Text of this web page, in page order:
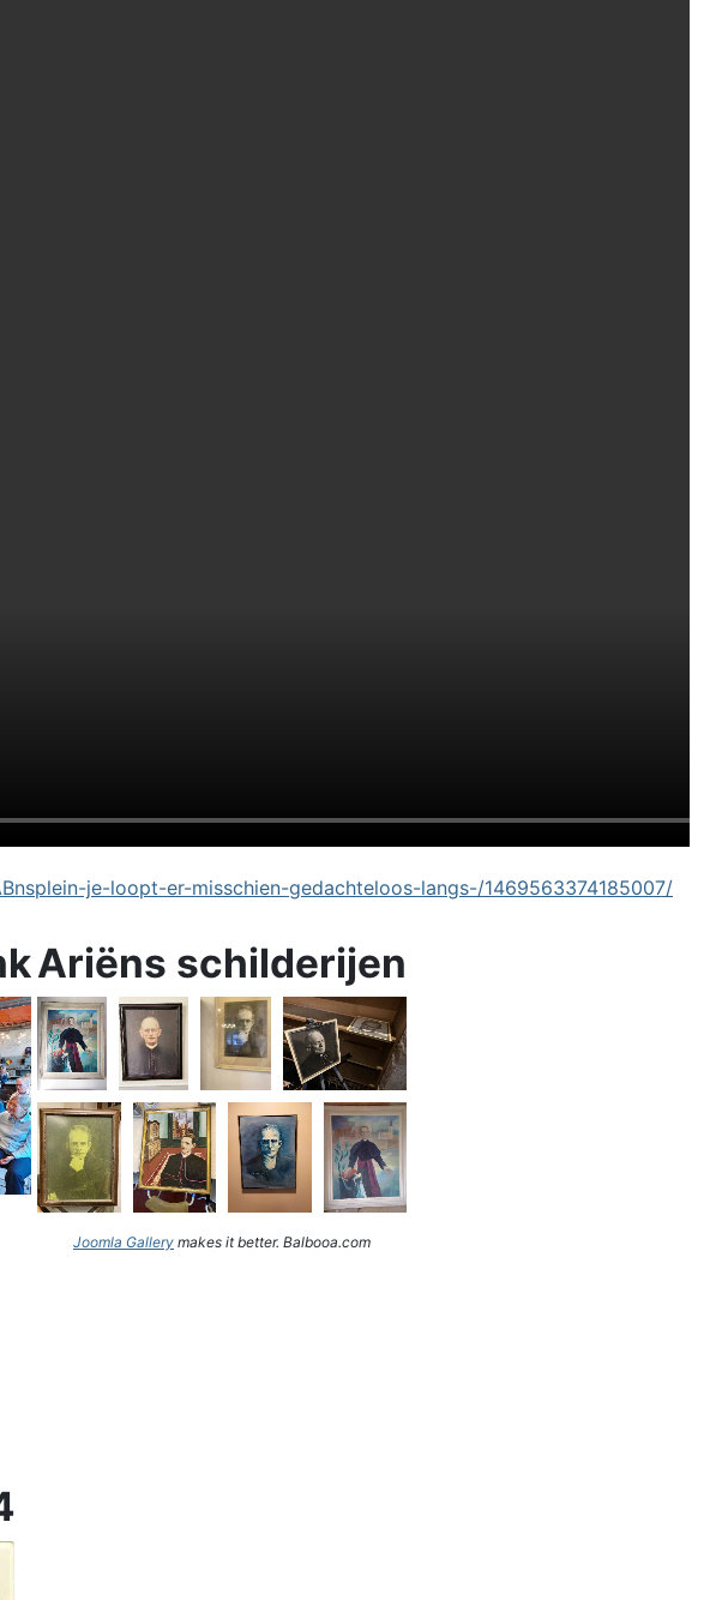
je-loopt-er-misschien-gedachteloos-langs-/1469563374185007/
Ariëns schilderijen
Joomla Gallery makes it better. Balbooa.com